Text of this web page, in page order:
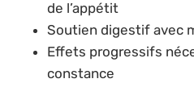
de l’appétit
Soutien digestif avec
Effets progressifs
constance